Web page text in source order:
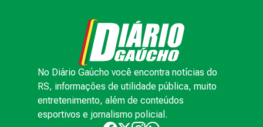
No Diário Gaúcho você encontra notícias do
RS, informações de utilidade pública, muito
entretenimento, além de conteúdos
esportivos e jornalismo policial.